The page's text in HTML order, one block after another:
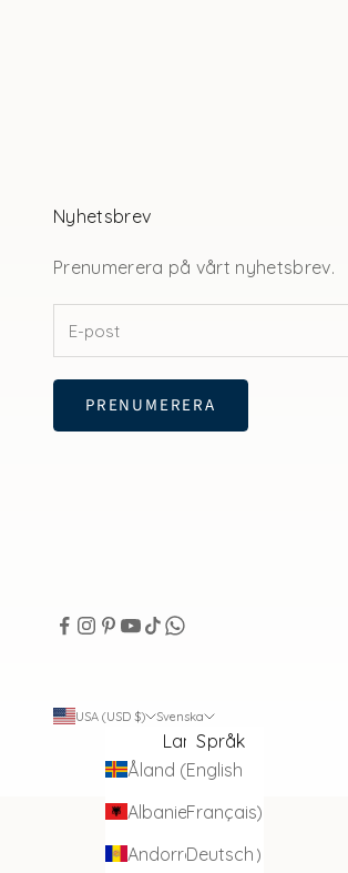
Nyhetsbrev
Prenumerera på vårt nyhetsbrev.
PRENUMERERA
USA (USD $)
Land
Åland (EUR €)
Albanien (USD $)
Andorra (EUR €)
Svenska
Språk
English
Français
Deutsch